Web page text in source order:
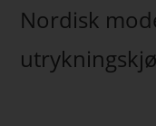
Nordisk